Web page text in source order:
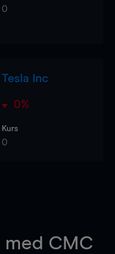
0
Tesla Inc
0%
Kurs
0
med CMC